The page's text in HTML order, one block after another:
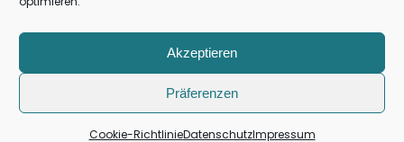
Akzeptieren
Präferenzen
Cookie-RichtlinieDatenschutzImpressum